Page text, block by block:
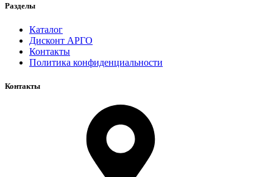
Разделы
Каталог
Дисконт АРГО
Контакты
Политика конфиденциальности
Контакты